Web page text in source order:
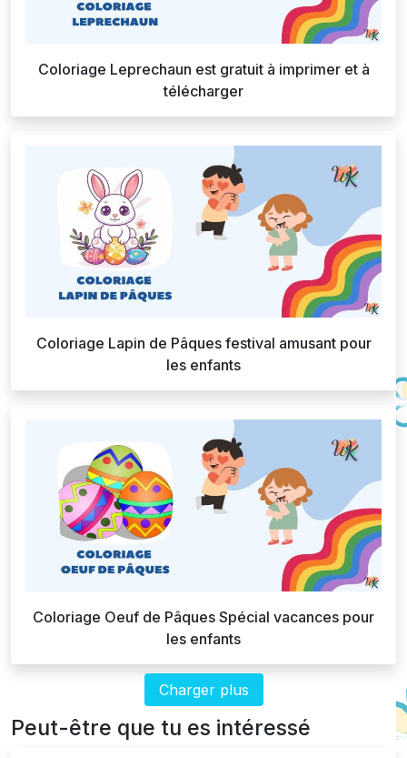
Coloriage Leprechaun est gratuit à imprimer et à
télécharger
Coloriage Lapin de Pâques festival amusant pour
les enfants
Coloriage Oeuf de Pâques Spécial vacances pour
les enfants
Charger plus
Peut-être que tu es intéressé